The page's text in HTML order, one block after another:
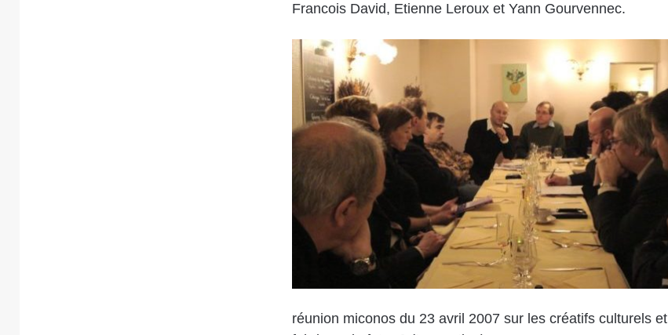
Francois David, Etienne Leroux et Yann Gourvennec.
réunion miconos du 23 avril 2007 sur les créatifs culturels et